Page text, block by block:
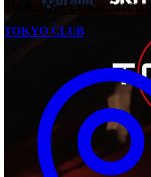
TICKETS + CONSUMICION
TOKYO CLUB